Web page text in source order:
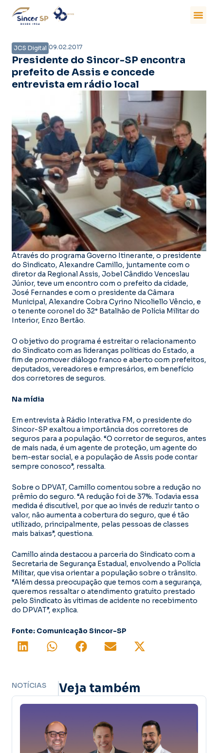
JCS Digital 09.02.2017
Presidente do Sincor-SP encontra
prefeito de Assis e concede
entrevista em rádio local
Através do programa Governo Itinerante, o presidente
do Sindicato, Alexandre Camillo, juntamente com o
diretor da Regional Assis, Jobel Cândido Venceslau
Júnior, teve um encontro com o prefeito da cidade,
José Fernandes e com o presidente da Câmara
Municipal, Alexandre Cobra Cyrino Nicoliello Vêncio, e
o tenente coronel do 32° Batalhão de Polícia Militar do
Interior, Enzo Bertão.
O objetivo do programa é estreitar o relacionamento
do Sindicato com as lideranças políticas do Estado, a
fim de promover diálogo franco e aberto com prefeitos,
deputados, vereadores e empresários, em benefício
dos corretores de seguros.
Na mídia
Em entrevista à Rádio Interativa FM, o presidente do
Sincor-SP exaltou a importância dos corretores de
seguros para a população. “O corretor de seguros, antes
de mais nada, é um agente de proteção, um agente do
bem-estar social, e a população de Assis pode contar
sempre conosco”, ressalta.
Sobre o DPVAT, Camillo comentou sobre a redução no
prêmio do seguro. “A redução foi de 37%. Todavia essa
medida é discutível, por que ao invés de reduzir tanto o
valor, não aumenta a cobertura do seguro, que é tão
utilizado, principalmente, pelas pessoas de classes
mais baixas”, questiona.
Camillo ainda destacou a parceria do Sindicato com a
Secretaria de Segurança Estadual, envolvendo a Polícia
Militar, que visa orientar a população sobre o trânsito.
“Além dessa preocupação que temos com a segurança,
queremos ressaltar o atendimento gratuito prestado
pelo Sindicato às vítimas de acidente no recebimento
do DPVAT”, explica.
Fonte: Comunicação Sincor-SP
NOTÍCIAS Veja também